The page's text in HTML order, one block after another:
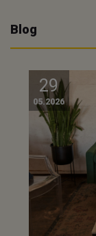
Blog
29
05.2026